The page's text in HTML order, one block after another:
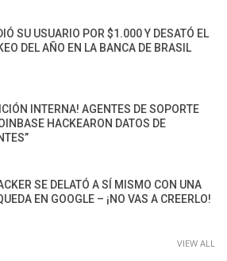
SU USUARIO POR $1.000 Y DESATÓ EL
DEL AÑO EN LA BANCA DE BRASIL
INTERNA! AGENTES DE SOPORTE
HACKEARON DATOS DE
SE DELATÓ A SÍ MISMO CON UNA
EN GOOGLE – ¡NO VAS A CREERLO!
VIEW ALL